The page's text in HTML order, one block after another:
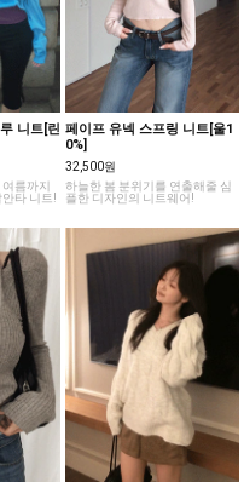
니트[린
름까지
타 니트!
페이프 유넥 스프링 니트[울1
0%]
32,500원
하늘한 봄 분위기를 연출해줄 심
플한 디자인의 니트웨어!